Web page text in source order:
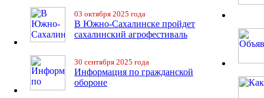
03 октября 2025 года
В Южно-Сахалинске пройдет
сахалинский агрофестиваль
30 сентября 2025 года
Информация по гражданской
обороне